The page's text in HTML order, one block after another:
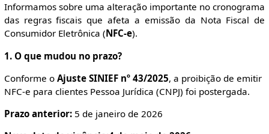
Informamos sobre uma alteração importante no cronograma
das regras fiscais que afeta a emissão da Nota Fiscal de
Consumidor Eletrônica (NFC-e).
1. O que mudou no prazo?
Conforme o Ajuste SINIEF nº 43/2025, a proibição de emitir
NFC-e para clientes Pessoa Jurídica (CNPJ) foi postergada.
Prazo anterior:5 de janeiro de 2026